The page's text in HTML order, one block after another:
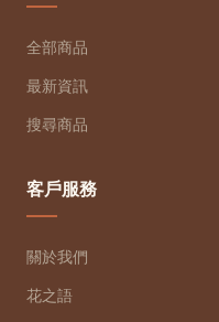
全部商品
最新資訊
搜尋商品
客戶服務
關於我們
花之語